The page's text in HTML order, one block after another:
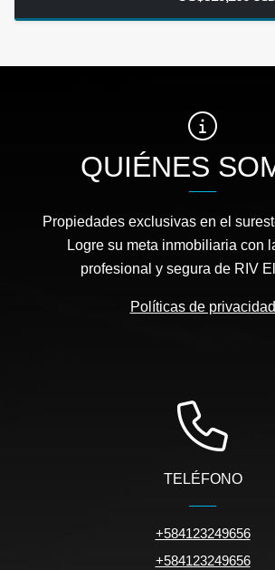
QUIÉNES
Propiedades exclusivas en el
Logre su meta inmobiliaria con
profesional y segura de RIV
Políticas de privacidad
TELÉFONO
+584123249656
+584123249656